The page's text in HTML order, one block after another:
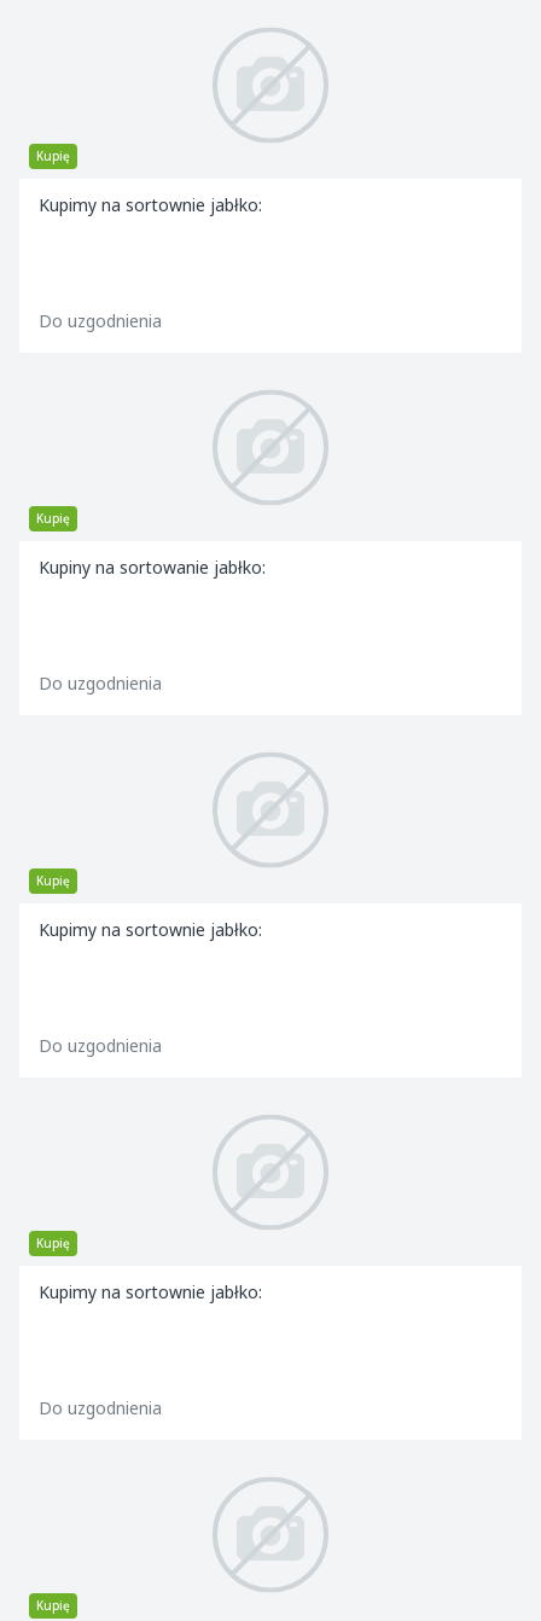
Kupię
Kupimy na sortownie jabłko:
Do uzgodnienia
Kupię
Kupiny na sortowanie jabłko:
Do uzgodnienia
Kupię
Kupimy na sortownie jabłko:
Do uzgodnienia
Kupię
Kupimy na sortownie jabłko:
Do uzgodnienia
Kupię